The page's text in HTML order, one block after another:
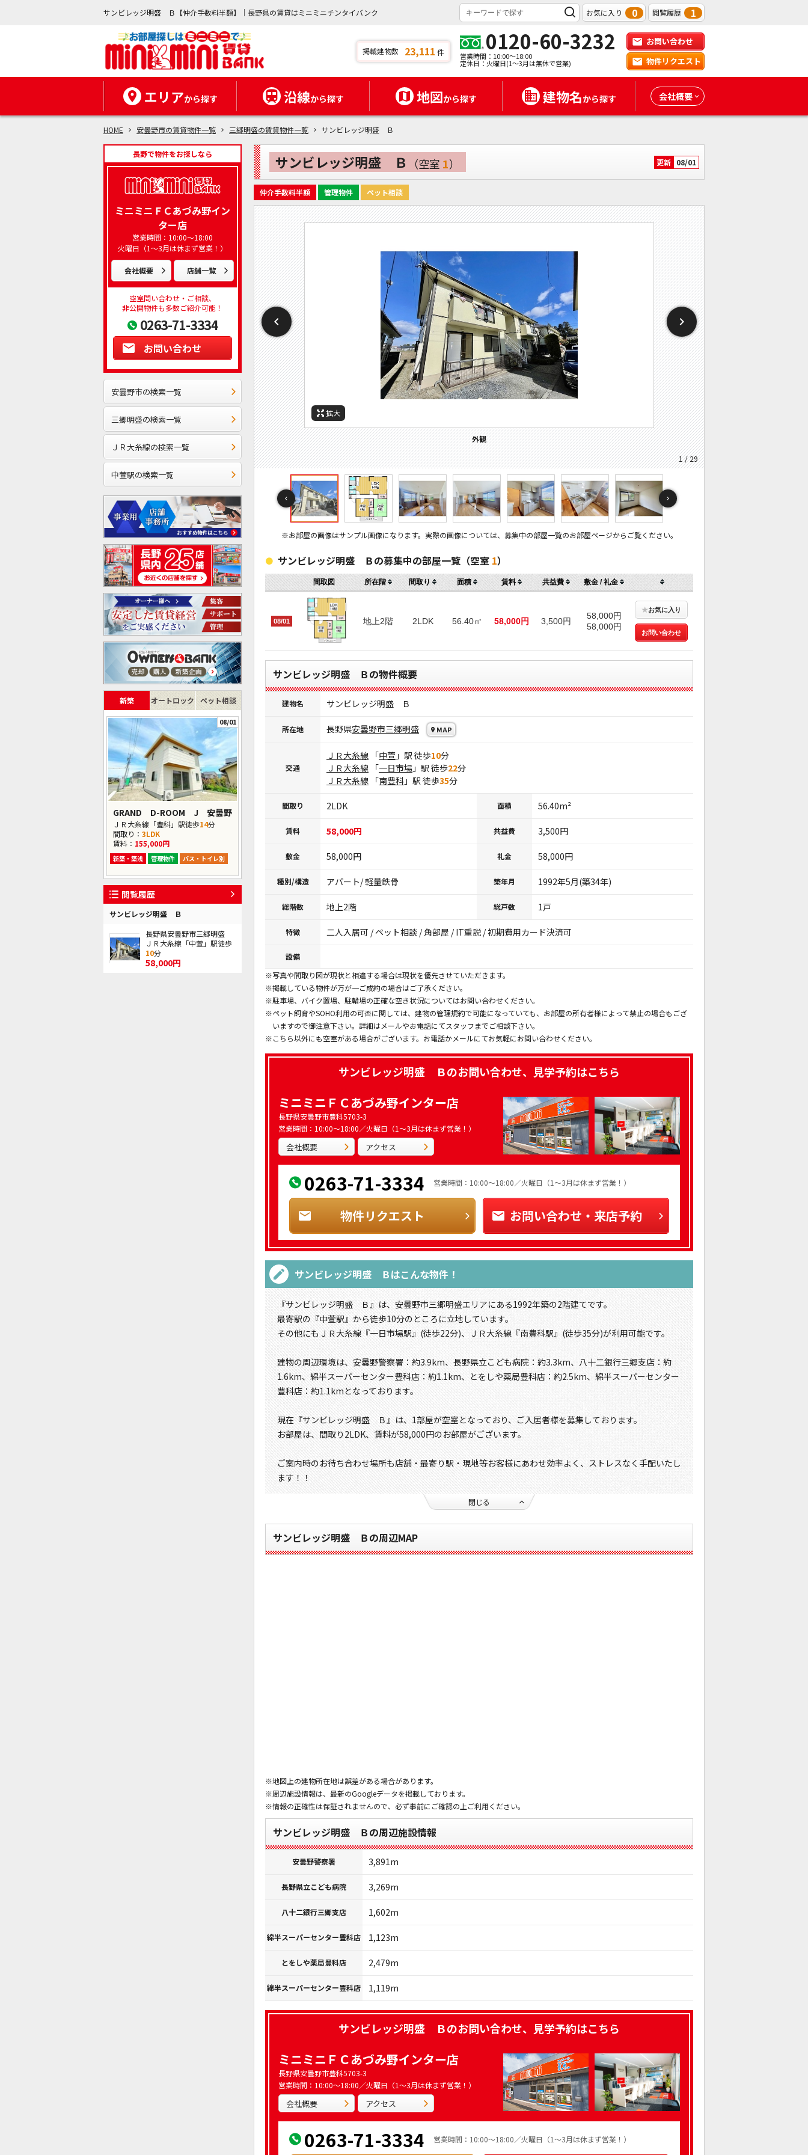
サンビレッジ明盛 Ｂ【仲介手数料半額】｜長野県の賃貸はミニミニチンタイバンク お気に入り 0 閲覧履歴 1
掲載建物数 23,111 件 0120-60-3232
営業時間：10:00～18:00
定休日：火曜日(1～3月は無休で営業)
お問い合わせ
物件リクエスト
エリアから探す 沿線から探す 地図から探す 建物名から探す 会社概要
HOME 安曇野市の賃貸物件一覧 三郷明盛の賃貸物件一覧 サンビレッジ明盛 Ｂ
長野で物件をお探しなら
ミニミニＦＣあづみ野イン
ター店
営業時間：10:00～18:00
火曜日（1～3月は休まず営業！）
会社概要 店舗一覧
空室問い合わせ・ご相談、
非公開物件も多数ご紹介可能！
0263-71-3334
お問い合わせ
安曇野市の検索一覧
三郷明盛の検索一覧
ＪＲ大糸線の検索一覧
中萱駅の検索一覧
新築 オートロック ペット相談
08/01
GRAND D-ROOM J 安曇野
ＪＲ大糸線「豊科」駅徒歩14分
間取り： 3LDK
賃料： 155,000円
新築・築浅 管理物件 バス・トイレ別
閲覧履歴
サンビレッジ明盛 Ｂ
長野県安曇野市三郷明盛
ＪＲ大糸線「中萱」駅徒歩
10分
58,000円
サンビレッジ明盛 Ｂ （空室 1） 更新 08/01
仲介手数料半額 管理物件 ペット相談
拡大
外観
1 / 29
拡大
間取
間取り
拡大
居間
拡大
居間
拡大
キッチン
拡大
キッチン
拡大
寝室
拡大
寝室
拡大
風呂
拡大
風呂
拡大
トイレ
拡大
収納
拡大
収納
拡大
収納
拡大
収納
拡大
洗面
拡大
バルコニー
拡大
設備
拡大
設備
拡大
設備
拡大
玄関
拡大
その他画像
拡大
セキュリティ
拡大
周辺施設：ホームセンター
拡大
周辺施設：ドラックストア
拡大
周辺施設：スーパー
拡大
周辺施設：銀行
拡大
周辺施設：病院
拡大
周辺施設：警察署・交番
※お部屋の画像はサンプル画像になります。実際の画像については、募集中の部屋一覧のお部屋ページからご覧ください。
サンビレッジ明盛 Ｂの募集中の部屋一覧（空室 1）
間取図 所在階 間取り 面積 賃料 共益費 敷金 / 礼金
08/01 地上2階 2LDK 56.40㎡ 58,000円 3,500円
58,000円
58,000円
★お気に入り
お問い合わせ
サンビレッジ明盛 Ｂの物件概要
建物名 サンビレッジ明盛 Ｂ
所在地 長野県安曇野市三郷明盛 MAP
交通
ＪＲ大糸線 「中萱 」駅 徒歩10分
ＪＲ大糸線 「一日市場 」駅 徒歩22分
ＪＲ大糸線 「南豊科 」駅 徒歩35分
間取り 2LDK 面積 56.40m²
賃料 58,000円 共益費 3,500円
敷金 58,000円 礼金 58,000円
種別/構造 アパート/ 軽量鉄骨 築年月 1992年5月(築34年)
総階数 地上2階 総戸数 1戸
特徴 二人入居可 / ペット相談 / 角部屋 / IT重説 / 初期費用カード決済可
設備
※写真や間取り図が現状と相違する場合は現状を優先させていただきます。
※掲載している物件が万が一ご成約の場合はご了承ください。
※駐車場、バイク置場、駐輪場の正確な空き状況についてはお問い合わせください。
※ペット飼育やSOHO利用の可否に関しては、建物の管理規約で可能になっていても、お部屋の所有者様によって禁止の場合もござ
いますので御注意下さい。詳細はメールやお電話にてスタッフまでご相談下さい。
※こちら以外にも空室がある場合がございます。お電話かメールにてお気軽にお問い合わせください。
サンビレッジ明盛 Ｂのお問い合わせ、見学予約はこちら
ミニミニＦＣあづみ野インター店
長野県安曇野市豊科5703-3
営業時間：10:00～18:00／火曜日（1～3月は休まず営業！）
会社概要 アクセス
0263-71-3334 営業時間：10:00～18:00／火曜日（1～3月は休まず営業！）
物件リクエスト お問い合わせ・来店予約
サンビレッジ明盛 Ｂはこんな物件！
『サンビレッジ明盛 Ｂ』は、安曇野市三郷明盛エリアにある1992年築の2階建てです。
最寄駅の『中萱駅』から徒歩10分のところに立地しています。
その他にもＪＲ大糸線『一日市場駅』(徒歩22分)、ＪＲ大糸線『南豊科駅』(徒歩35分)が利用可能です。
建物の周辺環境は、安曇野警察署：約3.9km、長野県立こども病院：約3.3km、八十二銀行三郷支店：約
1.6km、綿半スーパーセンター豊科店：約1.1km、とをしや薬局豊科店：約2.5km、綿半スーパーセンター
豊科店：約1.1kmとなっております。
現在『サンビレッジ明盛 Ｂ』は、1部屋が空室となっており、ご入居者様を募集しております。
お部屋は、間取り2LDK、賃料が58,000円のお部屋がございます。
ご案内時のお待ち合わせ場所も店舗・最寄り駅・現地等お客様にあわせ効率よく、ストレスなく手配いたし
ます！！
閉じる
サンビレッジ明盛 Ｂの周辺MAP
※地図上の建物所在地は誤差がある場合があります。
※周辺施設情報は、最新のGoogleデータを掲載しております。
※情報の正確性は保証されませんので、必ず事前にご確認の上ご利用ください。
サンビレッジ明盛 Ｂの周辺施設情報
安曇野警察署 3,891m
長野県立こども病院 3,269m
八十二銀行三郷支店 1,602m
綿半スーパーセンター豊科店 1,123m
とをしや薬局豊科店 2,479m
綿半スーパーセンター豊科店 1,119m
サンビレッジ明盛 Ｂのお問い合わせ、見学予約はこちら
ミニミニＦＣあづみ野インター店
長野県安曇野市豊科5703-3
営業時間：10:00～18:00／火曜日（1～3月は休まず営業！）
会社概要 アクセス
0263-71-3334 営業時間：10:00～18:00／火曜日（1～3月は休まず営業！）